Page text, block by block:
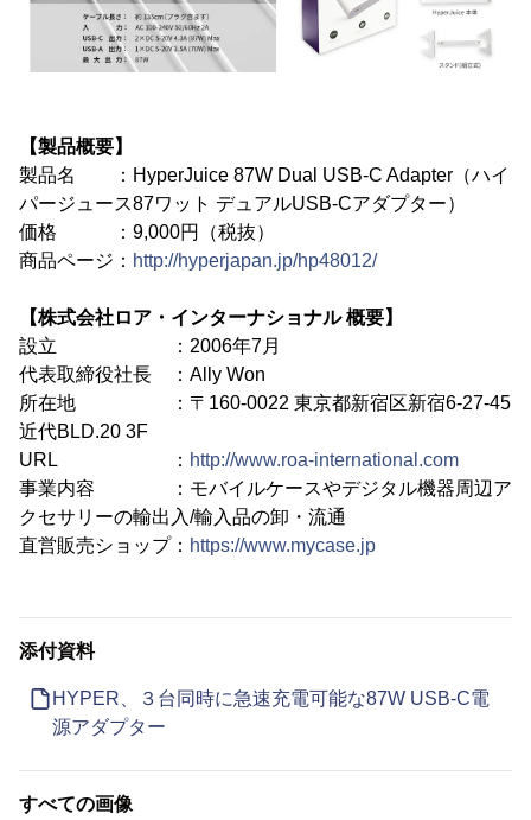
【製品概要】
製品名 ：HyperJuice 87W Dual USB-C Adapter（ハイ
パージュース87ワット デュアルUSB-Cアダプター）
価格 ：9,000円（税抜）
商品ページ： http://hyperjapan.jp/hp48012/
【株式会社ロア・インターナショナル 概要】
設立 ：2006年7月
代表取締役社長 ：Ally Won
所在地 ：〒160-0022 東京都新宿区新宿6-27-45
近代BLD.20 3F
URL ： http://www.roa-international.com
事業内容 ：モバイルケースやデジタル機器周辺ア
クセサリーの輸出入/輸入品の卸・流通
直営販売ショップ： https://www.mycase.jp
添付資料
HYPER、３台同時に急速充電可能な87W USB-C電
源アダプター
すべての画像